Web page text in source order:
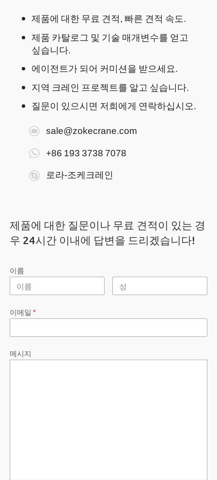
제품에 대한 무료 견적, 빠른 견적 속도.
제품 카탈로그 및 기술 매개변수를 얻고
싶습니다.
에이전트가 되어 커미션을 받으세요.
지역 크레인 프로젝트를 알고 싶습니다.
질문이 있으시면 저희에게 연락하십시오.
sale@zokecrane.com
+86 193 3738 7078
로라-조케크레인
제품에 대한 질문이나 무료 견적이 있는 경
우 24시간 이내에 답변을 드리겠습니다!
이름
이메일 *
메시지